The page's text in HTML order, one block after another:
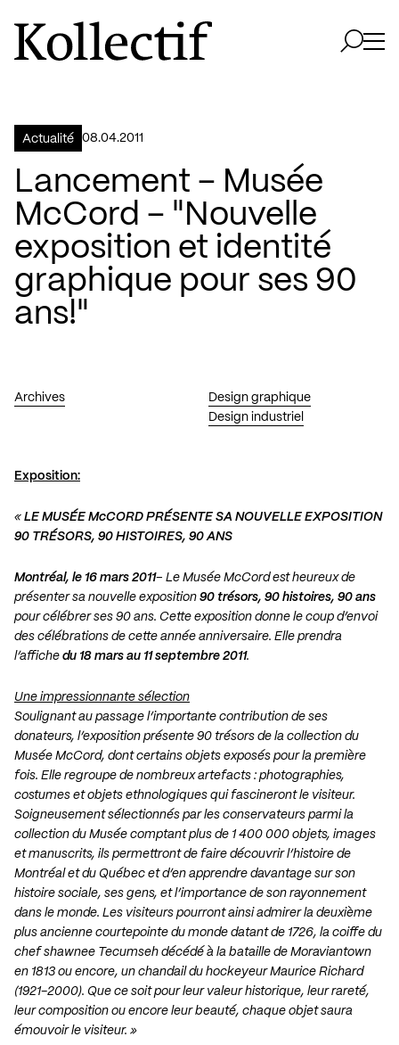
Aller à la page d'accueil
Logo Kollectif
Actualité 08.04.2011
Lancement – Musée
McCord – "Nouvelle
exposition et identité
graphique pour ses 90
ans!"
Archives
Design graphique
Design industriel
Exposition:
« LE MUSÉE McCORD PRÉSENTE SA NOUVELLE EXPOSITION
90 TRÉSORS, 90 HISTOIRES, 90 ANS
Montréal, le 16 mars 2011– Le Musée McCord est heureux de
présenter sa nouvelle exposition 90 trésors, 90 histoires, 90 ans
pour célébrer ses 90 ans. Cette exposition donne le coup d’envoi
des célébrations de cette année anniversaire. Elle prendra
l’affiche du 18 mars au 11 septembre 2011.
Une impressionnante sélection
Soulignant au passage l’importante contribution de ses
donateurs, l’exposition présente 90 trésors de la collection du
Musée McCord, dont certains objets exposés pour la première
fois. Elle regroupe de nombreux artefacts : photographies,
costumes et objets ethnologiques qui fascineront le visiteur.
Soigneusement sélectionnés par les conservateurs parmi la
collection du Musée comptant plus de 1 400 000 objets, images
et manuscrits, ils permettront de faire découvrir l’histoire de
Montréal et du Québec et d’en apprendre davantage sur son
histoire sociale, ses gens, et l’importance de son rayonnement
dans le monde. Les visiteurs pourront ainsi admirer la deuxième
plus ancienne courtepointe du monde datant de 1726, la coiffe du
chef shawnee Tecumseh décédé à la bataille de Moraviantown
en 1813 ou encore, un chandail du hockeyeur Maurice Richard
(1921-2000). Que ce soit pour leur valeur historique, leur rareté,
leur composition ou encore leur beauté, chaque objet saura
émouvoir le visiteur. »